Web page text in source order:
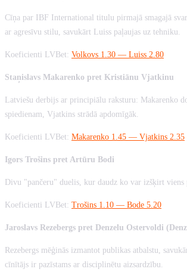
Cīņa par IBF International titulu pirmajā smagajā
ar agresīvu stilu, savukārt Luiss paļaujas uz tehniku.
Koeficienti LVBet: Volkovs 1.30 — Luiss 2.80
Staņislavs Makarenko pret Kristiānu Vjatkinu
Latviešu derbijs ar principiālu raksturu: Makarenko
spiedienam, Vjatkins strādā apdomīgāk.
Koeficienti LVBet: Makarenko 1.45 — Vjatkins 2.35
Igors Trošins pret Artūru Bodi
Divu "pančeru" duelis, kur daudz ko var izšķirt viens
Koeficienti LVBet: Trošins 1.10 — Bode 5.20
Jaroslavs Rezebergs pret Denzelu Ostervoldi
Rezebergs mēģinās izmantot publikas atbalstu,
cīnītājs ir pazīstams ar disciplinētu aizsardzību.